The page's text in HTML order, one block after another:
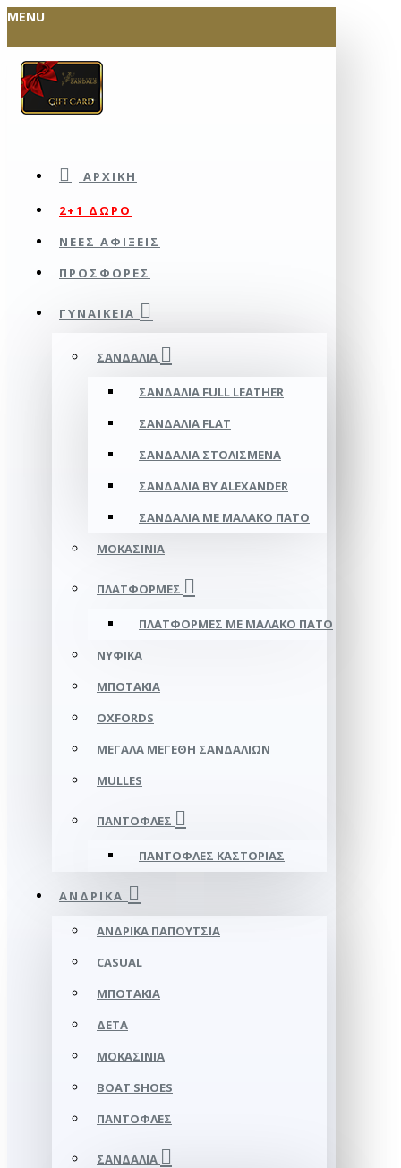
MENU
ΑΡΧΙΚΉ
2+1 ΔΩΡΟ
ΝΕΕΣ ΑΦΙΞΕΙΣ
ΠΡΟΣΦΟΡΕΣ
ΓΥΝΑΙΚΕΊΑ
ΣΑΝΔΆΛΙΑ
ΣΑΝΔΆΛΙΑ FULL LEATHER
ΣΑΝΔΆΛΙΑ FLAT
ΣΑΝΔΆΛΙΑ ΣΤΟΛΙΣΜΈΝΑ
ΣΑΝΔΆΛΙΑ BY ALEXANDER
ΣΑΝΔΆΛΙΑ ΜΕ ΜΑΛΑΚΌ ΠΆΤΟ
ΜΟΚΑΣΊΝΙΑ
ΠΛΑΤΦΌΡΜΕΣ
ΠΛΑΤΦΟΡΜΕΣ ΜΕ ΜΑΛΑΚΟ ΠΑΤΟ
ΝΥΦΙΚΆ
ΜΠΟΤΆΚΙΑ
OXFORDS
ΜΕΓΆΛΑ ΜΕΓΈΘΗ ΣΑΝΔΑΛΙΏΝ
MULLES
ΠΑΝΤΌΦΛΕΣ
ΠΑΝΤΌΦΛΕΣ ΚΑΣΤΟΡΙΆΣ
ΑΝΔΡΙΚΆ
ΑΝΔΡΙΚΆ ΠΑΠΟΎΤΣΙΑ
CASUAL
ΜΠΟΤΆΚΙΑ
ΔΕΤΆ
ΜΟΚΑΣΊΝΙΑ
BOAT SHOES
ΠΑΝΤΌΦΛΕΣ
ΣΑΝΔΆΛΙΑ